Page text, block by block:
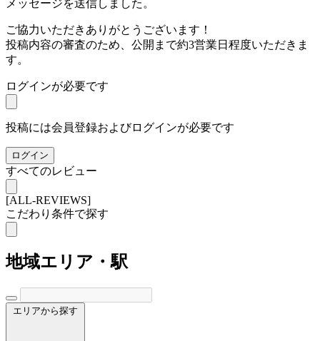
メッセージを送信しました。
ご協力いただきありがとうございます！
投稿内容の審査のため、公開まで約3営業日程度いただきま
す。
ログインが必要です
投稿には会員登録およびログインが必要です
ログイン
すべてのレビュー
[ALL-REVIEWS]
こだわり条件で探す
地域エリア・駅
エリアから探す